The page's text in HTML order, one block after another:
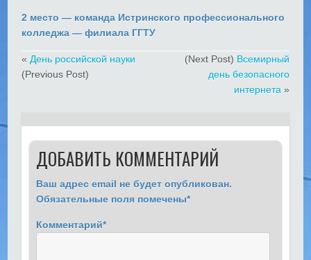
2 место — команда Истринского профессионального
колледжа — филиала ГГТУ
« День российской науки
(Previous Post)
(Next Post) Всемирный
день безопасного
интернета »
ДОБАВИТЬ КОММЕНТАРИЙ
Ваш адрес email не будет опубликован.
Обязательные поля помечены*
Комментарий*